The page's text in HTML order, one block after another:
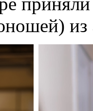
из